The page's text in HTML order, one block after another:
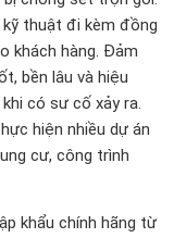
thuật đi kèm đồng
khách hàng. Đảm
bền lâu và hiệu
có sư cố xảy ra.
hiện nhiều dự án
cư, công trình
khẩu chính hãng từ